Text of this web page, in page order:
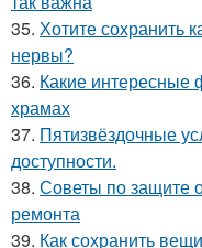
35. Хотите сохранить
нервы?
36. Какие интересные
храмах
37. Пятизвёздочные
доступности.
38. Советы по защите
ремонта
39. Как сохранить